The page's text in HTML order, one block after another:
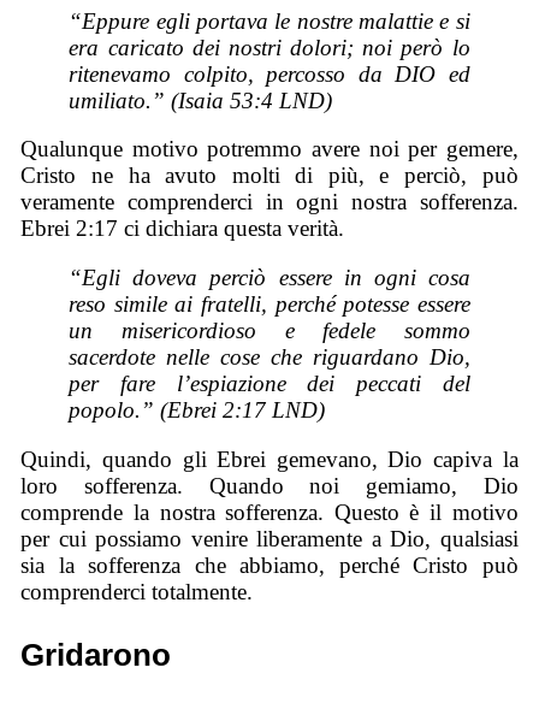
“Eppure egli portava le nostre malattie e si
era caricato dei nostri dolori; noi però lo
ritenevamo colpito, percosso da DIO ed
umiliato.” (Isaia 53:4 LND)
Qualunque motivo potremmo avere noi per gemere,
Cristo ne ha avuto molti di più, e perciò, può
veramente comprenderci in ogni nostra sofferenza.
Ebrei 2:17 ci dichiara questa verità.
“Egli doveva perciò essere in ogni cosa
reso simile ai fratelli, perché potesse essere
un misericordioso e fedele sommo
sacerdote nelle cose che riguardano Dio,
per fare l’espiazione dei peccati del
popolo.” (Ebrei 2:17 LND)
Quindi, quando gli Ebrei gemevano, Dio capiva la
loro sofferenza. Quando noi gemiamo, Dio
comprende la nostra sofferenza. Questo è il motivo
per cui possiamo venire liberamente a Dio, qualsiasi
sia la sofferenza che abbiamo, perché Cristo può
comprenderci totalmente.
Gridarono